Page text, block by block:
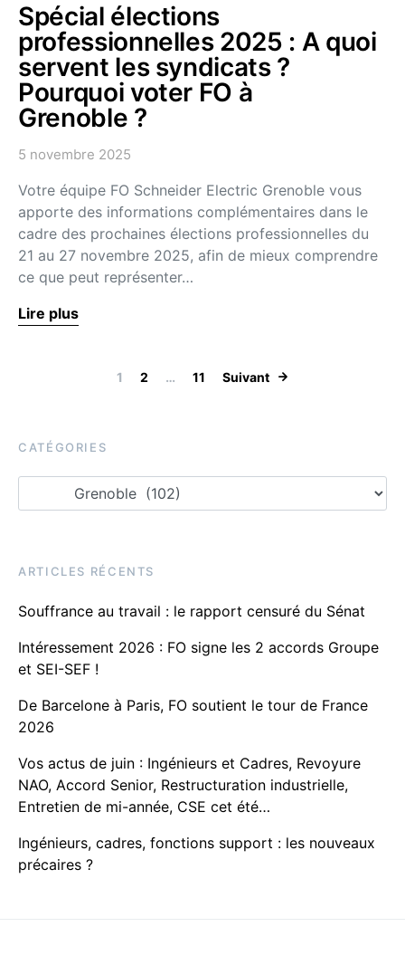
Spécial élections
professionnelles 2025 : A quoi
servent les syndicats ?
Pourquoi voter FO à
Grenoble ?
5 novembre 2025
Votre équipe FO Schneider Electric Grenoble vous
apporte des informations complémentaires dans le
cadre des prochaines élections professionnelles du
21 au 27 novembre 2025, afin de mieux comprendre
ce que peut représenter…
Lire plus
1 2 … 11 Suivant
CATÉGORIES
ARTICLES RÉCENTS
Souffrance au travail : le rapport censuré du Sénat
Intéressement 2026 : FO signe les 2 accords Groupe
et SEI-SEF !
De Barcelone à Paris, FO soutient le tour de France
2026
Vos actus de juin : Ingénieurs et Cadres, Revoyure
NAO, Accord Senior, Restructuration industrielle,
Entretien de mi-année, CSE cet été…
Ingénieurs, cadres, fonctions support : les nouveaux
précaires ?